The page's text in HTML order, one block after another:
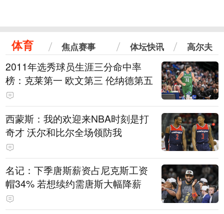
体育 焦点赛事 体坛快讯 高尔夫
2011年选秀球员生涯三分命中率
榜：克莱第一 欧文第三 伦纳德第五
西蒙斯：我的欢迎来NBA时刻是打
奇才 沃尔和比尔全场领防我
名记：下季唐斯薪资占尼克斯工资
帽34% 若想续约需唐斯大幅降薪